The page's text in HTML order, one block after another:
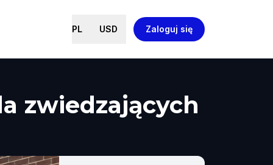
PL USD Zaloguj się
zwiedzających